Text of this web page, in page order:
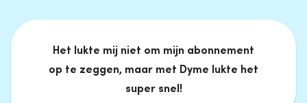
Het lukte mij niet om mijn abonnement
op te zeggen, maar met Dyme lukte het
super snel!